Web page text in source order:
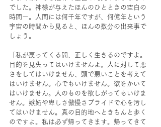
でした。神様が与えたほんのひとときの空白の
時間ー。人間には何千年ですが、何億年という
宇宙の時間から見ると、ほんの数分の出来事で
しょう。
「私が戻ってくる間、正しく生きるのですよ。
目的を見失ってはいけませんよ。人に対して悪
さをしてはいけません、頭で悪いことを考えて
はいけません。心でもいけません。欲をかいて
はいけません。人のものを欲しがってもいけま
せん。嫉妬や卑しさ傲慢さプライドで心を汚し
てはいけません。真の目的地へときちんと歩く
のですよ。私は必ず帰ってきます。帰ってきて